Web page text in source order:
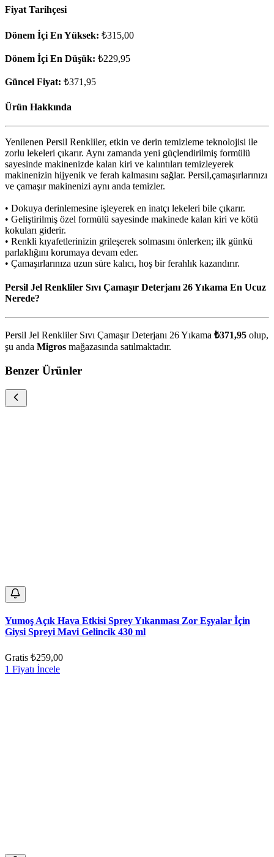
Fiyat Tarihçesi
Dönem İçi En Yüksek: ₺315,00
Dönem İçi En Düşük: ₺229,95
Güncel Fiyat: ₺371,95
Ürün Hakkında
Yenilenen Persil Renkliler, etkin ve derin temizleme teknolojisi ile
zorlu lekeleri çıkarır. Aynı zamanda yeni güçlendirilmiş formülü
sayesinde makinenizde kalan kiri ve kalıntıları temizleyerek
makinenizin hijyenik ve ferah kalmasını sağlar. Persil,çamaşırlarınızı
ve çamaşır makinenizi aynı anda temizler.
• Dokuya derinlemesine işleyerek en inatçı lekeleri bile çıkarır.
• Geliştirilmiş özel formülü sayesinde makinede kalan kiri ve kötü
kokuları giderir.
• Renkli kıyafetlerinizin grileşerek solmasını önlerken; ilk günkü
parlaklığını korumaya devam eder.
• Çamaşırlarınıza uzun süre kalıcı, hoş bir ferahlık kazandırır.
Persil Jel Renkliler Sıvı Çamaşır Deterjanı 26 Yıkama En Ucuz
Nerede?
Persil Jel Renkliler Sıvı Çamaşır Deterjanı 26 Yıkama ₺371,95 olup,
şu anda Migros mağazasında satılmaktadır.
Benzer Ürünler
Yumoş Açık Hava Etkisi Sprey Yıkanması Zor Eşyalar İçin
Giysi Spreyi Mavi Gelincik 430 ml
Gratis ₺259,00
1 Fiyatı İncele